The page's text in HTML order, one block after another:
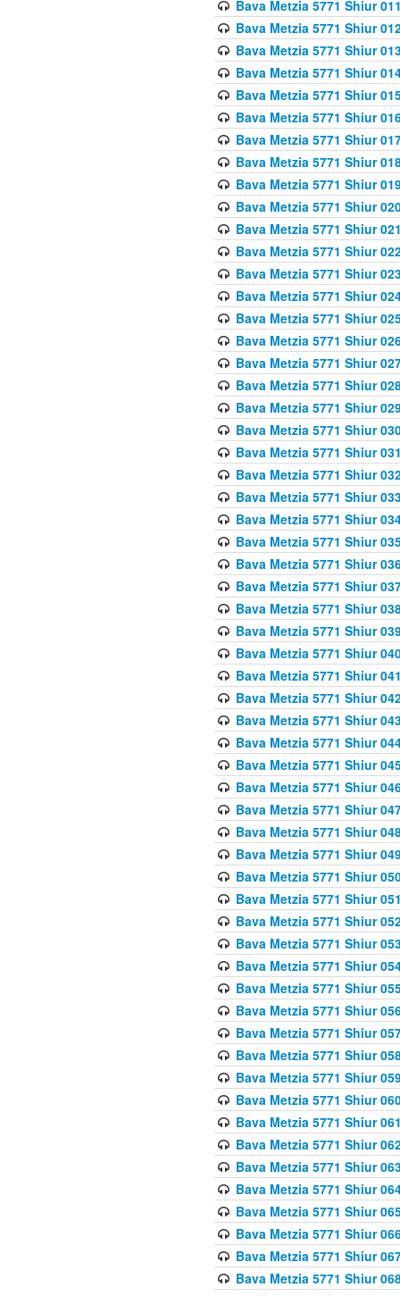
Bava Metzia 5771 Shiur
Bava Metzia 5771 Shiur
Bava Metzia 5771 Shiur
Bava Metzia 5771 Shiur
Bava Metzia 5771 Shiur
Bava Metzia 5771 Shiur
Bava Metzia 5771 Shiur
Bava Metzia 5771 Shiur
Bava Metzia 5771 Shiur
Bava Metzia 5771 Shiur
Bava Metzia 5771 Shiur
Bava Metzia 5771 Shiur
Bava Metzia 5771 Shiur
Bava Metzia 5771 Shiur
Bava Metzia 5771 Shiur
Bava Metzia 5771 Shiur
Bava Metzia 5771 Shiur
Bava Metzia 5771 Shiur
Bava Metzia 5771 Shiur
Bava Metzia 5771 Shiur
Bava Metzia 5771 Shiur
Bava Metzia 5771 Shiur
Bava Metzia 5771 Shiur
Bava Metzia 5771 Shiur
Bava Metzia 5771 Shiur
Bava Metzia 5771 Shiur
Bava Metzia 5771 Shiur
Bava Metzia 5771 Shiur
Bava Metzia 5771 Shiur
Bava Metzia 5771 Shiur
Bava Metzia 5771 Shiur
Bava Metzia 5771 Shiur
Bava Metzia 5771 Shiur
Bava Metzia 5771 Shiur
Bava Metzia 5771 Shiur
Bava Metzia 5771 Shiur
Bava Metzia 5771 Shiur
Bava Metzia 5771 Shiur
Bava Metzia 5771 Shiur
Bava Metzia 5771 Shiur
Bava Metzia 5771 Shiur
Bava Metzia 5771 Shiur
Bava Metzia 5771 Shiur
Bava Metzia 5771 Shiur
Bava Metzia 5771 Shiur
Bava Metzia 5771 Shiur
Bava Metzia 5771 Shiur
Bava Metzia 5771 Shiur
Bava Metzia 5771 Shiur
Bava Metzia 5771 Shiur
Bava Metzia 5771 Shiur
Bava Metzia 5771 Shiur
Bava Metzia 5771 Shiur
Bava Metzia 5771 Shiur
Bava Metzia 5771 Shiur
Bava Metzia 5771 Shiur
Bava Metzia 5771 Shiur
Bava Metzia 5771 Shiur